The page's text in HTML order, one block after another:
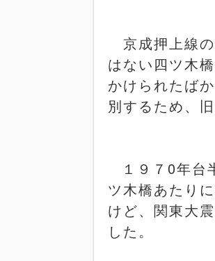
京成押上線
はない四ツ木
かけられたば
別するため、
１９７ 0年台
ツ木橋あたり
けど、関東大
した。